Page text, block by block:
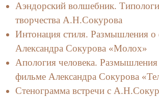
Аэндорский волшебник.
творчества А.Н.Сокурова
Интонация стиля. Размышления о
Александра Сокурова «Молох»
Апология человека.
фильме Александра Сокурова
Стенограмма встречи с